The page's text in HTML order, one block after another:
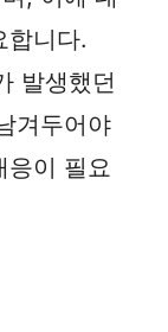
합니다.
발생했던
겨두어야
응이 필요